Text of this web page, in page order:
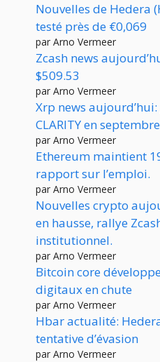
Nouvelles de Hedera
testé près de €0,069
par Arno Vermeer
Zcash news
$509.53
par Arno Vermeer
Xrp news
CLARITY en septembre
par Arno Vermeer
Ethereum maintient
rapport sur l’emploi.
par Arno Vermeer
Nouvelles crypto
en hausse, rallye
institutionnel.
par Arno Vermeer
Bitcoin core
digitaux en chute
par Arno Vermeer
Hbar actualité:
tentative d’évasion
par Arno Vermeer